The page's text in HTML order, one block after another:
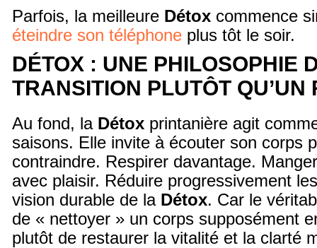
Parfois, la meilleure Détox commence
éteindre son téléphone plus tôt le soir.
DÉTOX : UNE PHILOSOPHIE
TRANSITION PLUTÔT QU’UN
Au fond, la Détox printanière agit
saisons. Elle invite à écouter son corps
contraindre. Respirer davantage.
avec plaisir. Réduire progressivement
vision durable de la Détox. Car le
de « nettoyer » un corps supposément
plutôt de restaurer la vitalité et la clarté